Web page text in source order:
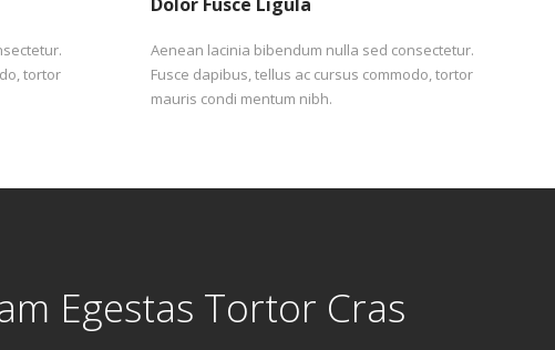
tortor
Aenean lacinia bibendum nulla sed consectetur.
Fusce dapibus, tellus ac cursus commodo, tortor
mauris condi mentum nibh.
Egestas Tortor Cras